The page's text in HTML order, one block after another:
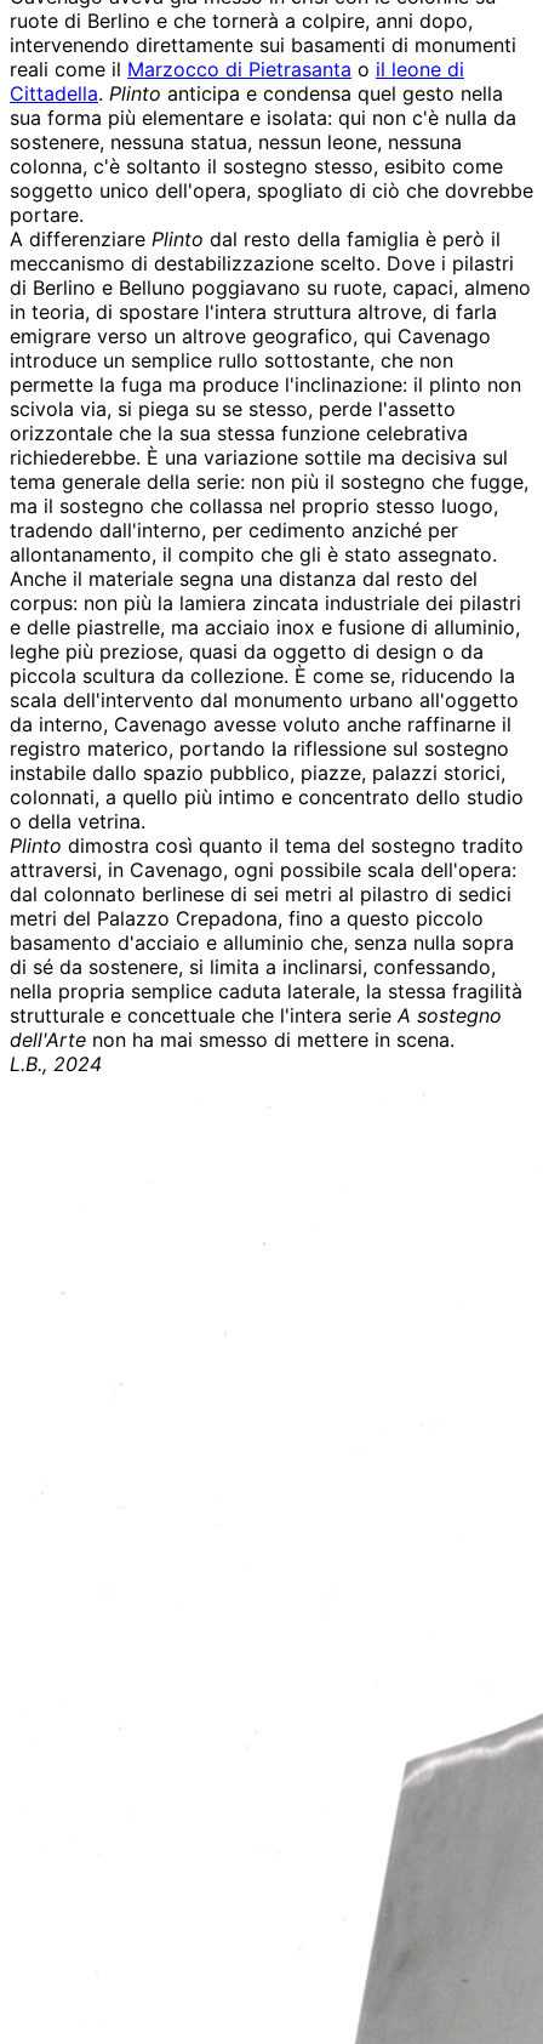
ruote di Berlino e che tornerà a colpire, anni dopo,
intervenendo direttamente sui basamenti di monumenti
reali come il Marzocco di Pietrasanta o il leone di
Cittadella. Plinto anticipa e condensa quel gesto nella
sua forma più elementare e isolata: qui non c'è nulla da
sostenere, nessuna statua, nessun leone, nessuna
colonna, c'è soltanto il sostegno stesso, esibito come
soggetto unico dell'opera, spogliato di ciò che dovrebbe
portare.
A differenziare Plinto dal resto della famiglia è però il
meccanismo di destabilizzazione scelto. Dove i pilastri
di Berlino e Belluno poggiavano su ruote, capaci, almeno
in teoria, di spostare l'intera struttura altrove, di farla
emigrare verso un altrove geografico, qui Cavenago
introduce un semplice rullo sottostante, che non
permette la fuga ma produce l'inclinazione: il plinto non
scivola via, si piega su se stesso, perde l'assetto
orizzontale che la sua stessa funzione celebrativa
richiederebbe. È una variazione sottile ma decisiva sul
tema generale della serie: non più il sostegno che fugge,
ma il sostegno che collassa nel proprio stesso luogo,
tradendo dall'interno, per cedimento anziché per
allontanamento, il compito che gli è stato assegnato.
Anche il materiale segna una distanza dal resto del
corpus: non più la lamiera zincata industriale dei pilastri
e delle piastrelle, ma acciaio inox e fusione di alluminio,
leghe più preziose, quasi da oggetto di design o da
piccola scultura da collezione. È come se, riducendo la
scala dell'intervento dal monumento urbano all'oggetto
da interno, Cavenago avesse voluto anche raffinarne il
registro materico, portando la riflessione sul sostegno
instabile dallo spazio pubblico, piazze, palazzi storici,
colonnati, a quello più intimo e concentrato dello studio
o della vetrina.
Plinto dimostra così quanto il tema del sostegno tradito
attraversi, in Cavenago, ogni possibile scala dell'opera:
dal colonnato berlinese di sei metri al pilastro di sedici
metri del Palazzo Crepadona, fino a questo piccolo
basamento d'acciaio e alluminio che, senza nulla sopra
di sé da sostenere, si limita a inclinarsi, confessando,
nella propria semplice caduta laterale, la stessa fragilità
strutturale e concettuale che l'intera serie A sostegno
dell'Arte non ha mai smesso di mettere in scena.
L.B., 2024